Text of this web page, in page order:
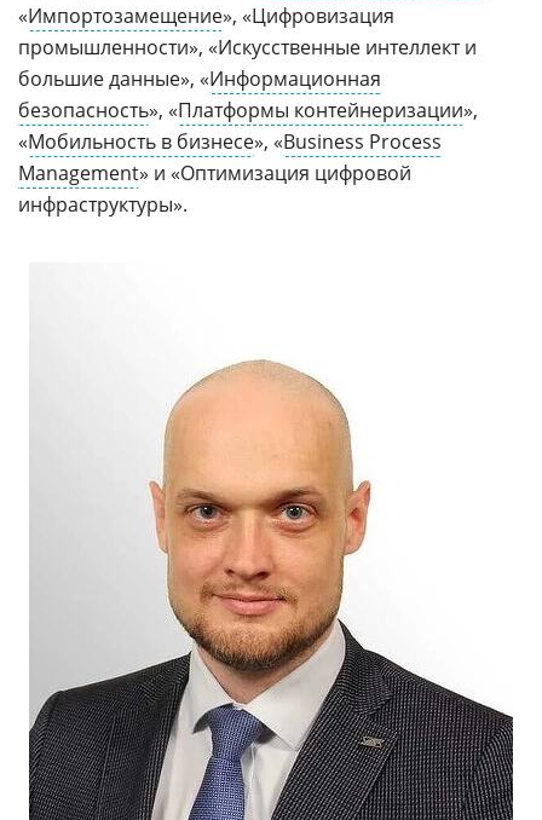
«Импортозамещение», «Цифровизация
промышленности», «Искусственные интеллект и
большие данные», «Информационная
безопасность», «Платформы контейнеризации»,
«Мобильность в бизнесе», «Business Process
Management» и «Оптимизация цифровой
инфраструктуры».